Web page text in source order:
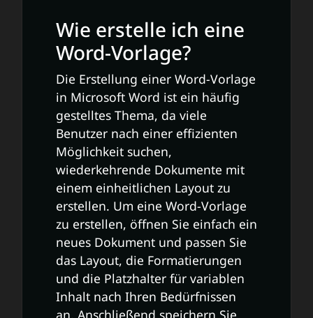
Wie erstelle ich eine
Word-Vorlage?
Die Erstellung einer Word-Vorlage
in Microsoft Word ist ein häufig
gestelltes Thema, da viele
Benutzer nach einer effizienten
Möglichkeit suchen,
wiederkehrende Dokumente mit
einem einheitlichen Layout zu
erstellen. Um eine Word-Vorlage
zu erstellen, öffnen Sie einfach ein
neues Dokument und passen Sie
das Layout, die Formatierungen
und die Platzhalter für variablen
Inhalt nach Ihren Bedürfnissen